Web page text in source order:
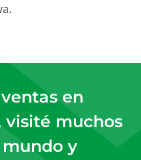
en
visité muchos
y